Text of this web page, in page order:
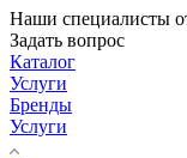
Наши специалисты
Задать вопрос
Каталог
Услуги
Бренды
Услуги